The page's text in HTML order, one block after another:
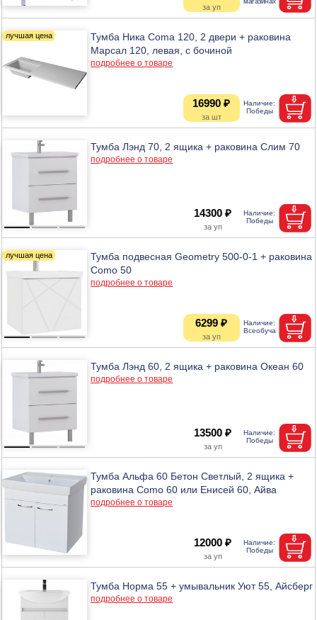
Тумба Ника Coma 120, 2 двери + раковина
Марсал 120, левая, с бочиной
подробнее о товаре
16990 ₽
Тумба Лэнд 70, 2 ящика + раковина Слим 70
подробнее о товаре
14300 ₽
Тумба подвесная Geometry 500-0-1 + раковина
Como 50
подробнее о товаре
6299 ₽
Тумба Лэнд 60, 2 ящика + раковина Океан 60
подробнее о товаре
13500 ₽
Тумба Альфа 60 Бетон Светлый, 2 ящика +
раковина Como 60 или Енисей 60, Айва
подробнее о товаре
12000 ₽
Тумба Норма 55 + умывальник Уют 55, Айсберг
подробнее о товаре